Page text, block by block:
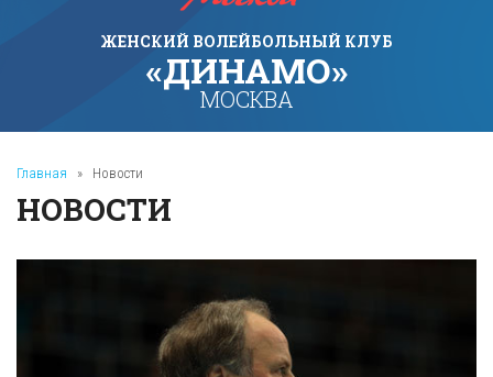
ЖЕНСКИЙ ВОЛЕЙБОЛЬНЫЙ КЛУБ
«ДИНАМО»
МОСКВА
Главная » Новости
НОВОСТИ